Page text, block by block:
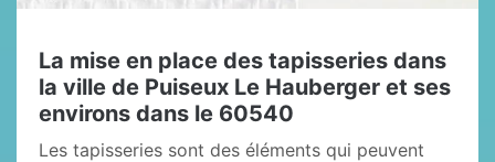
La mise en place des tapisseries dans
la ville de Puiseux Le Hauberger et ses
environs dans le 60540
Les tapisseries sont des éléments qui peuvent